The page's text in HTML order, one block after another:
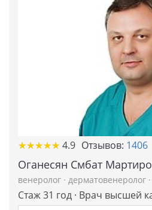
★★★★★
★★★★★ 4.9 Отзывов: 1406
Оганесян Смбат
венеролог · дерматовенеролог ·
Стаж 31 год · Врач высшей